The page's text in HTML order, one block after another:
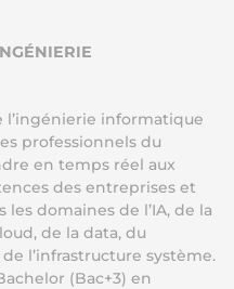
l’ingénierie informatique
professionnels du
en temps réel aux
des entreprises et
domaines de l’IA, de la
de la data, du
l’infrastructure système.
(Bac+3) en